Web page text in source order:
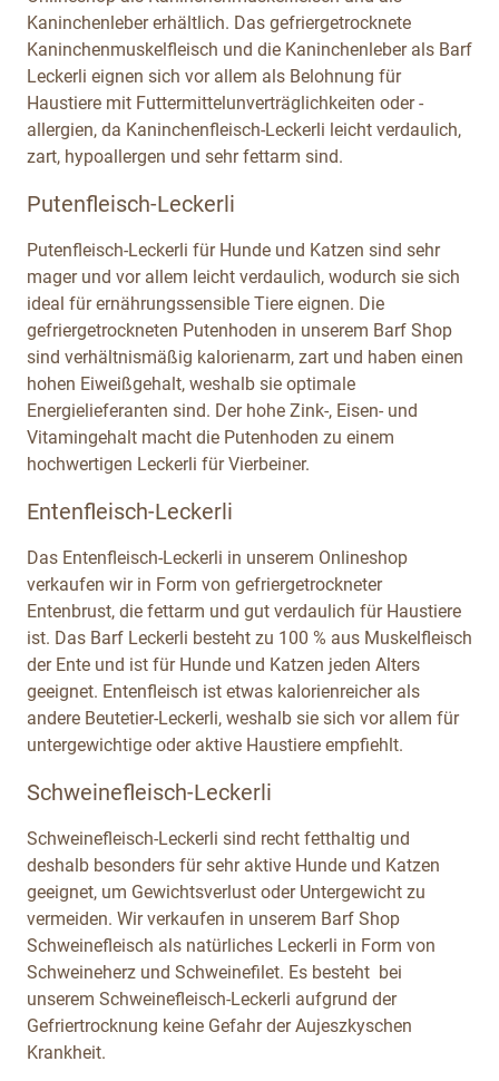
Kaninchenleber erhältlich. Das gefriergetrocknete
Kaninchenmuskelfleisch und die Kaninchenleber als Barf
Leckerli eignen sich vor allem als Belohnung für
Haustiere mit Futtermittelunverträglichkeiten oder -
allergien, da Kaninchenfleisch-Leckerli leicht verdaulich,
zart, hypoallergen und sehr fettarm sind.
Putenfleisch-Leckerli
Putenfleisch-Leckerli für Hunde und Katzen sind sehr
mager und vor allem leicht verdaulich, wodurch sie sich
ideal für ernährungssensible Tiere eignen. Die
gefriergetrockneten Putenhoden in unserem Barf Shop
sind verhältnismäßig kalorienarm, zart und haben einen
hohen Eiweißgehalt, weshalb sie optimale
Energielieferanten sind. Der hohe Zink-, Eisen- und
Vitamingehalt macht die Putenhoden zu einem
hochwertigen Leckerli für Vierbeiner.
Entenfleisch-Leckerli
Das Entenfleisch-Leckerli in unserem Onlineshop
verkaufen wir in Form von gefriergetrockneter
Entenbrust, die fettarm und gut verdaulich für Haustiere
ist. Das Barf Leckerli besteht zu 100 % aus Muskelfleisch
der Ente und ist für Hunde und Katzen jeden Alters
geeignet. Entenfleisch ist etwas kalorienreicher als
andere Beutetier-Leckerli, weshalb sie sich vor allem für
untergewichtige oder aktive Haustiere empfiehlt.
Schweinefleisch-Leckerli
Schweinefleisch-Leckerli sind recht fetthaltig und
deshalb besonders für sehr aktive Hunde und Katzen
geeignet, um Gewichtsverlust oder Untergewicht zu
vermeiden. Wir verkaufen in unserem Barf Shop
Schweinefleisch als natürliches Leckerli in Form von
Schweineherz und Schweinefilet. Es besteht bei
unserem Schweinefleisch-Leckerli aufgrund der
Gefriertrocknung keine Gefahr der Aujeszkyschen
Krankheit.